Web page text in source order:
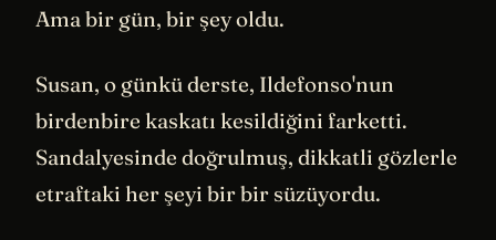
Ama bir gün, bir şey oldu.
Susan, o günkü derste, Ildefonso'nun
birdenbire kaskatı kesildiğini farketti.
Sandalyesinde doğrulmuş, dikkatli gözlerle
etraftaki her şeyi bir bir süzüyordu.